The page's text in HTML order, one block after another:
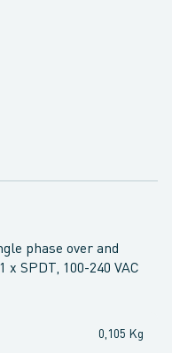
phase over and
x SPDT, 100-240 VAC
0,105 Kg